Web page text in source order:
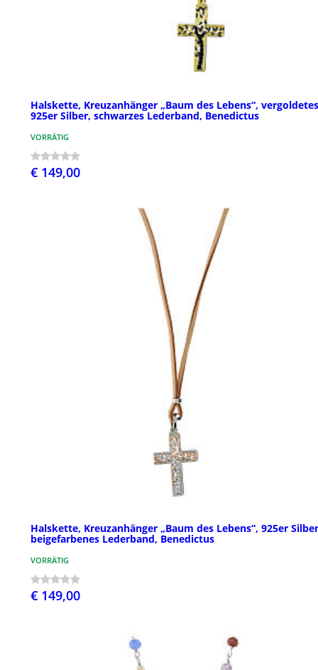
Halskette, Kreuzanhänger „Baum des Lebens“, vergoldetes
925er Silber, schwarzes Lederband, Benedictus
VORRÄTIG
€ 149,00
Halskette, Kreuzanhänger „Baum des Lebens“, 925er
beigefarbenes Lederband, Benedictus
VORRÄTIG
€ 149,00